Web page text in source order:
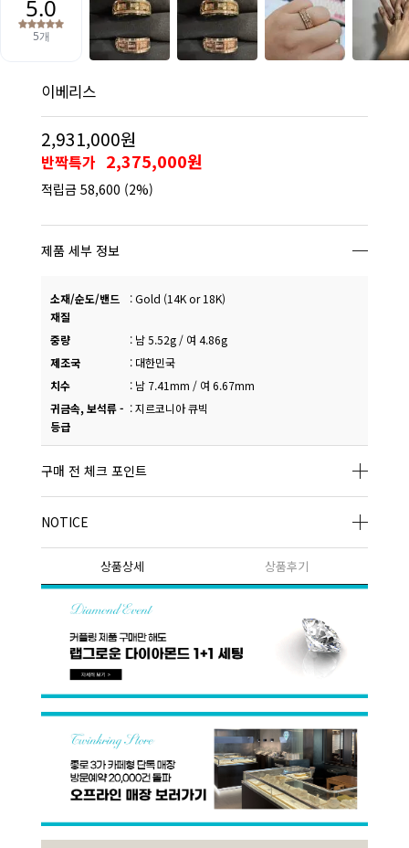
이베리스
2,931,000원
반짝특가 2,375,000원
적립금 58,600 (2%)
제품 세부 정보
소재/순도/밴드
재질
:Gold (14K or 18K)
중량 : 남 5.52g / 여 4.86g
제조국
: 대한민국
치수
: 남 7.41mm / 여 6.67mm
귀금속, 보석류 -
등급
:지르코니아 큐빅
구매 전 체크 포인트
NOTICE
상품상세 상품후기